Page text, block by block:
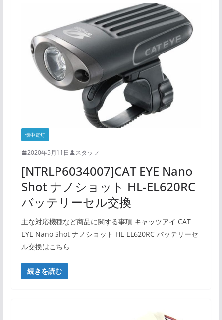
懐中電灯
2020年5月11日 スタッフ
[NTRLP6034007]CAT EYE Nano
Shot ナノショット HL-EL620RC
バッテリーセル交換
主な対応機種など商品に関する事項 キャッツアイ CAT
EYE Nano Shot ナノショット HL-EL620RC バッテリーセ
ル交換はこちら
続きを読む